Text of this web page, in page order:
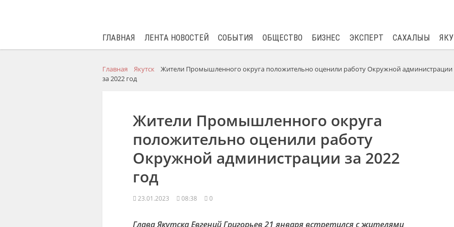
ГЛАВНАЯ ЛЕНТА НОВОСТЕЙ СОБЫТИЯ ОБЩЕСТВО БИЗНЕС ЭКСПЕРТ САХАЛЫЫ
Главная Якутск
Жители Промышленного округа положительно оценили работу Окружной администрации
за 2022 год
Жители Промышленного округа
положительно оценили работу
Окружной администрации за 2022
год
23.01.2023 08:38 0
Глава Якутска Евгений Григорьев 21 января встретился с жителями